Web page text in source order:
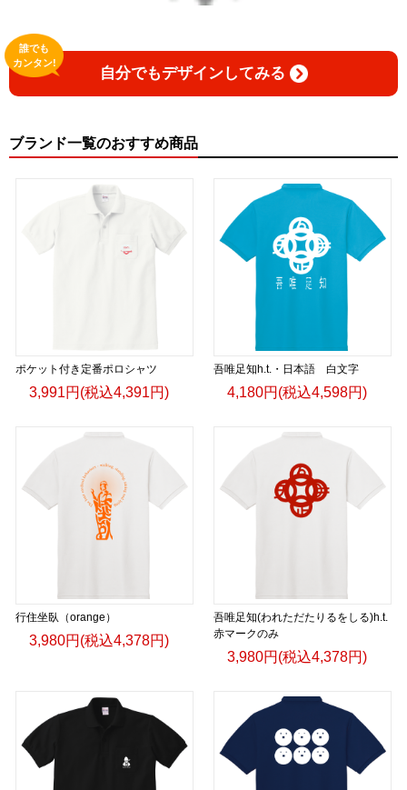
自分でもデザインしてみる
誰でも
カンタン!
ブランド一覧のおすすめ商品
ポケット付き定番ポロシャツ
3,991円(税込4,391円)
吾唯足知h.t.・日本語 白文字
4,180円(税込4,598円)
行住坐臥（orange）
3,980円(税込4,378円)
吾唯足知(われただたりるをしる)h.t.
赤マークのみ
3,980円(税込4,378円)